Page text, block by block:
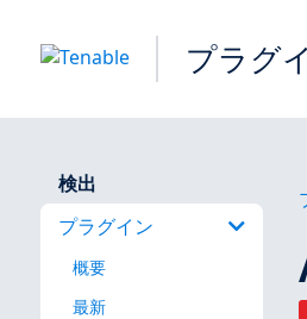
プラグ
検出
プラグイン
概要
最新